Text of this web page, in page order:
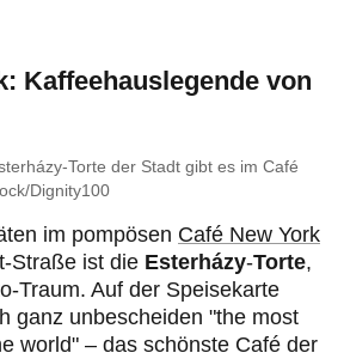
Kaffeehauslegende von
Torte der Stadt gibt es im Café
Dignity100
im pompösen Café New York
Straße ist die Esterházy-Torte,
Traum. Auf der Speisekarte
ganz unbescheiden "the most
world" – das schönste Café der